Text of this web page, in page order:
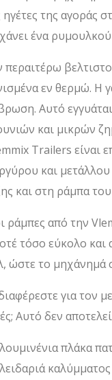
ηγέτες της αγοράς
ένα
περαιτέρω
εν θερμώ. Η
Αυτό
και μικρών
Trailers είναι
και μετάλλου
και στη ράμπα
ράμπες από την
τόσο εύκολο και
ώστε το μηχάνημά
για τον
Αυτό δεν
πλάκα